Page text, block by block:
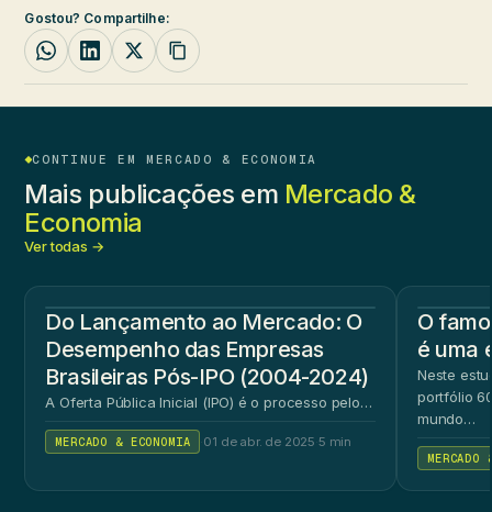
Gostou? Compartilhe:
CONTINUE EM MERCADO & ECONOMIA
Mais publicações em Mercado &
Economia
Ver todas →
Do Lançamento ao Mercado: O
Desempenho das Empresas
Brasileiras Pós-IPO (2004-2024)
A Oferta Pública Inicial (IPO) é o processo pelo…
MERCADO & ECONOMIA 01 de abr. de 2025 5 min
O
é uma
Neste
portfólio
mundo…
MERCADO